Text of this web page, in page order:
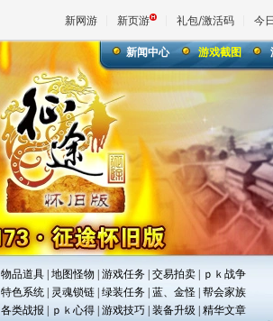
新网游 新页游 礼包/激活码 今
新闻中心 游戏截图
物品道具| 地图怪物 游戏任务| 交易拍卖|
ｐｋ战争
特色系统| 灵魂锁链| 绿装任务| 蓝、金怪| 帮会家族
各类战报 ｐｋ心得| 游戏技巧| 装备升级 精华文章